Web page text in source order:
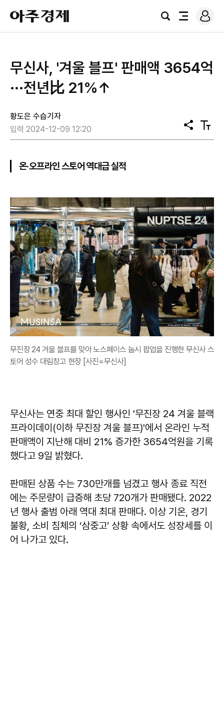
아
주
경
검
전
로
그
무신사, '겨울 블프' 판매액 3654억
···전년比 21%↑
황도은 수습기자
입력 2024-12-09 12:20
공
유
텍
스
온·오프라인 스토어 역대급 실적
무진장 24 겨울 블프를 맞아 노스페이스 눕시 팝업을 진행한 무신사 스
토어 성수 대림창고 현장 [사진=무신사]
무신사는 연중 최대 할인 행사인 '무진장 24 겨울 블랙
프라이데이(이하 무진장 겨울 블프)'에서 온라인 누적
판매액이 지난해 대비 21% 증가한 3654억원을 기록
했다고 9일 밝혔다.
판매된 상품 수는 730만개를 넘겼고 행사 종료 직전
에는 주문량이 급증해 초당 720개가 판매됐다. 2022
년 행사 출범 아래 역대 최대 판매다. 이상 기온, 경기
불황, 소비 침체의 ‘삼중고’ 상황 속에서도 성장세를 이
어 나가고 있다.